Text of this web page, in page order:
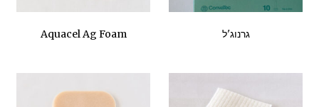
גרנוג'ל Aquacel Ag Foam